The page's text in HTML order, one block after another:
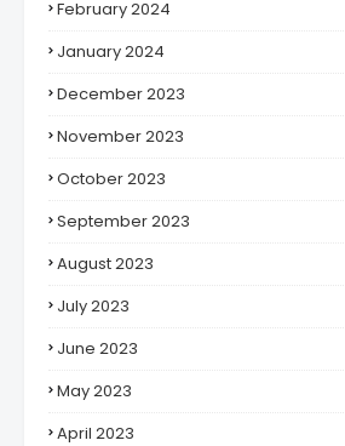
February 2024
January 2024
December 2023
November 2023
October 2023
September 2023
August 2023
July 2023
June 2023
May 2023
April 2023